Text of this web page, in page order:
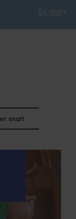
Se mer
snart